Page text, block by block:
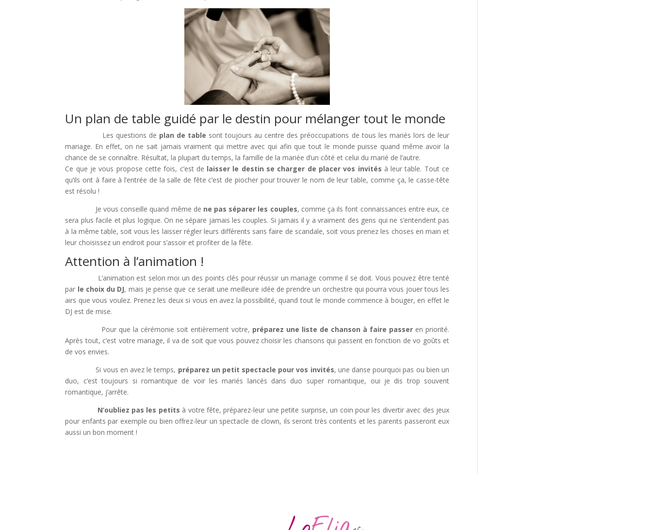
Un plan de table guidé par le destin pour mélanger tout le monde
Les questions de plan de table sont toujours au centre des préoccupations de tous les mariés lors de leur
mariage. En effet, on ne sait jamais vraiment qui mettre avec qui afin que tout le monde puisse quand même avoir la
chance de se connaître. Résultat, la plupart du temps, la famille de la mariée d’un côté et celui du marié de l’autre.
Ce que je vous propose cette fois, c’est de laisser le destin se charger de placer vos invités à leur table. Tout ce
qu’ils ont à faire à l’entrée de la salle de fête c’est de piocher pour trouver le nom de leur table, comme ça, le casse-tête
est résolu !
Je vous conseille quand même de ne pas séparer les couples, comme ça ils font connaissances entre eux, ce
sera plus facile et plus logique. On ne sépare jamais les couples. Si jamais il y a vraiment des gens qui ne s’entendent pas
à la même table, soit vous les laisser régler leurs différents sans faire de scandale, soit vous prenez les choses en main et
leur choisissez un endroit pour s’assoir et profiter de la fête.
Attention à l’animation !
L’animation est selon moi un des points clés pour réussir un mariage comme il se doit. Vous pouvez être tenté
par le choix du DJ, mais je pense que ce serait une meilleure idée de prendre un orchestre qui pourra vous jouer tous les
airs que vous voulez. Prenez les deux si vous en avez la possibilité, quand tout le monde commence à bouger, en effet le
DJ est de mise.
Pour que la cérémonie soit entièrement votre, préparez une liste de chanson à faire passer en priorité.
Après tout, c’est votre mariage, il va de soit que vous pouvez choisir les chansons qui passent en fonction de vo goûts et
de vos envies.
Si vous en avez le temps, préparez un petit spectacle pour vos invités, une danse pourquoi pas ou bien un
duo, c’est toujours si romantique de voir les mariés lancés dans duo super romantique, oui je dis trop souvent
romantique, j’arrête.
N’oubliez pas les petits à votre fête, préparez-leur une petite surprise, un coin pour les divertir avec des jeux
pour enfants par exemple ou bien offrez-leur un spectacle de clown, ils seront très contents et les parents passeront eux
aussi un bon moment !